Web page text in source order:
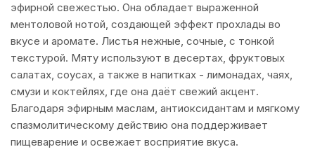
эфирной свежестью. Она обладает выраженной
ментоловой нотой, создающей эффект прохлады во
вкусе и аромате. Листья нежные, сочные, с тонкой
текстурой. Мяту используют в десертах, фруктовых
салатах, соусах, а также в напитках - лимонадах, чаях,
смузи и коктейлях, где она даёт свежий акцент.
Благодаря эфирным маслам, антиоксидантам и мягкому
спазмолитическому действию она поддерживает
пищеварение и освежает восприятие вкуса.